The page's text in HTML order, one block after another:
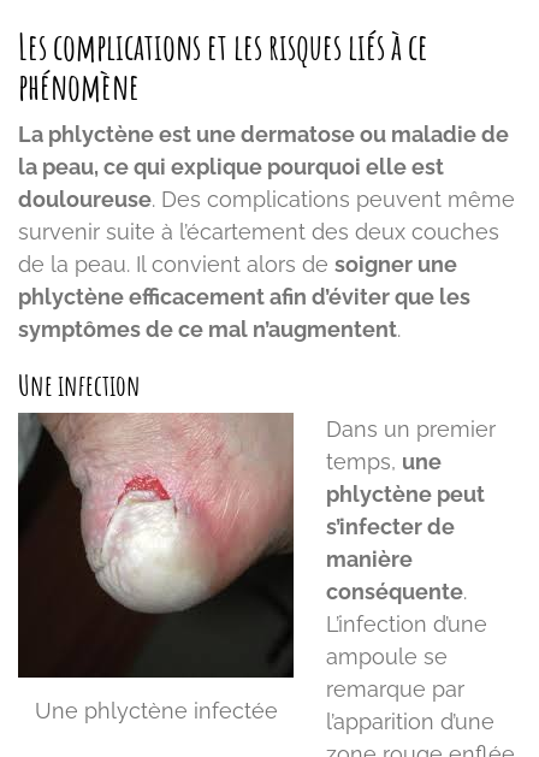
Les complications et les risques liés à ce
phénomène
La phlyctène est une dermatose ou maladie de
la peau, ce qui explique pourquoi elle est
douloureuse. Des complications peuvent même
survenir suite à l’écartement des deux couches
de la peau. Il convient alors de soigner une
phlyctène efficacement afin d’éviter que les
symptômes de ce mal n’augmentent.
Une infection
Une phlyctène infectée
Dans un premier
temps, une
phlyctène peut
s’infecter de
manière
conséquente.
L’infection d’une
ampoule se
remarque par
l’apparition d’une